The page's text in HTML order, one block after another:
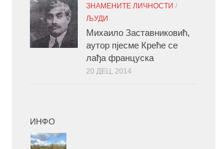
ЗНАМЕНИТЕ ЛИЧНОСТИ /
ЉУДИ
Михаило Заставниковић,
аутор пјесме Креће се
лађа француска
20 ДЕЦ, 2014
ИНФО